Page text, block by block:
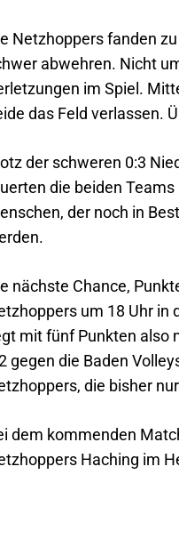
Netzhoppers fanden
abwehren. Nicht
im Spiel.
das Feld verlassen.
der schweren 0:3
die beiden
der noch in
nächste Chance,
um 18 Uhr in
mit fünf Punkten also
gegen die Baden
die bisher
dem kommenden
Haching im